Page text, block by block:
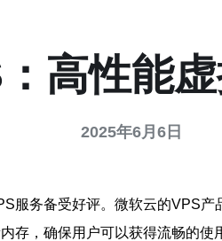
高性能
2025年6月6日
务备受好评。微软云的VPS
，确保用户可以获得流畅的